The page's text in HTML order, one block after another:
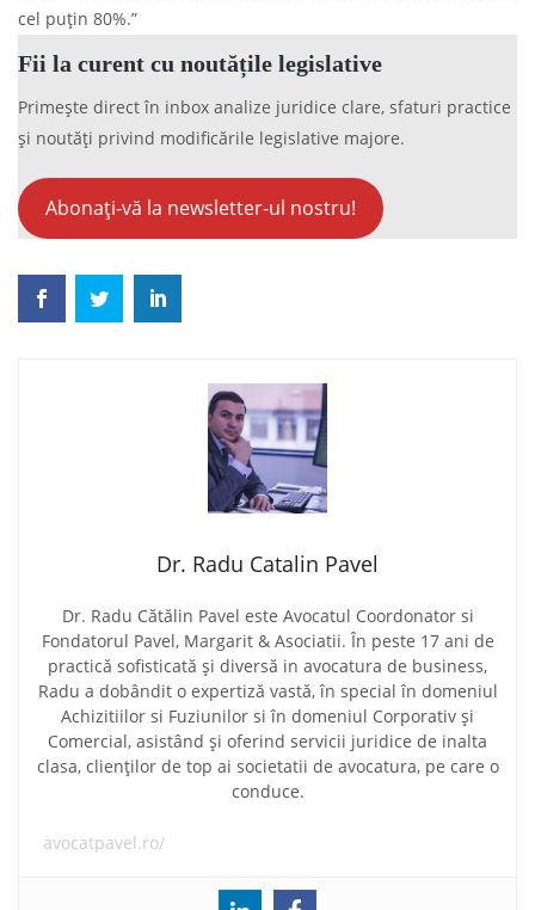
cel puţin 80%.”
Fii la curent cu noutățile legislative
Primește direct în inbox analize juridice clare, sfaturi practice
și noutăți privind modificările legislative majore.
Abonați-vă la newsletter-ul nostru!
Dr. Radu Catalin Pavel
Dr. Radu Cătălin Pavel este Avocatul Coordonator si
Fondatorul Pavel, Margarit & Asociatii. În peste 17 ani de
practică sofisticată și diversă in avocatura de business,
Radu a dobândit o expertiză vastă, în special în domeniul
Achizitiilor si Fuziunilor si în domeniul Corporativ și
Comercial, asistând și oferind servicii juridice de inalta
clasa, clienților de top ai societatii de avocatura, pe care o
conduce.
avocatpavel.ro/